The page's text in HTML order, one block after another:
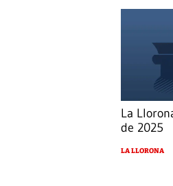
La
de 2025
LA LLORONA